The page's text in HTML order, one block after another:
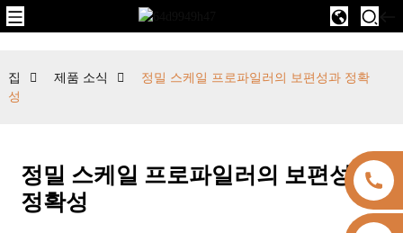
집 제품 소식
정밀 스케일 프로파일러의 보편성과 정확
성
정밀 스케일 프로파일러의 보편성과
정확성